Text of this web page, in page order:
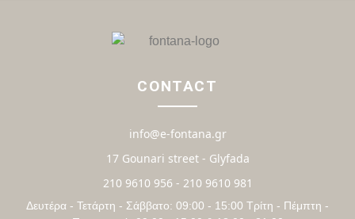
CONTACT
info@e-fontana.gr
17 Gounari street - Glyfada
210 9610 956 - 210 9610 981
Δευτέρα - Τετάρτη - Σάββατο: 09:00 - 15:00 Τρίτη - Πέμπτη -